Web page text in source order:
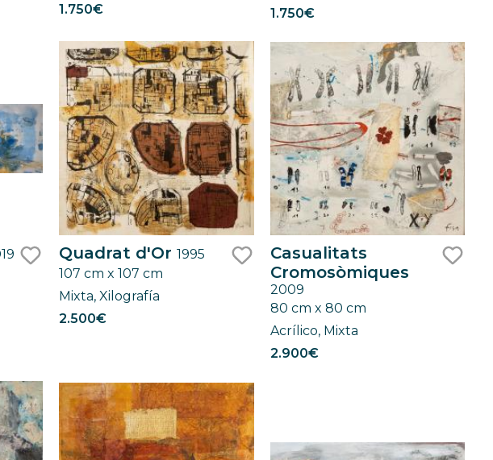
1.750€
1.750€
Quadrat d'Or1995
107 cm x 107 cm
Mixta, Xilografía
2.500€
Casualitats
Cromosòmiques
2009
80 cm x 80 cm
Acrílico, Mixta
2.900€